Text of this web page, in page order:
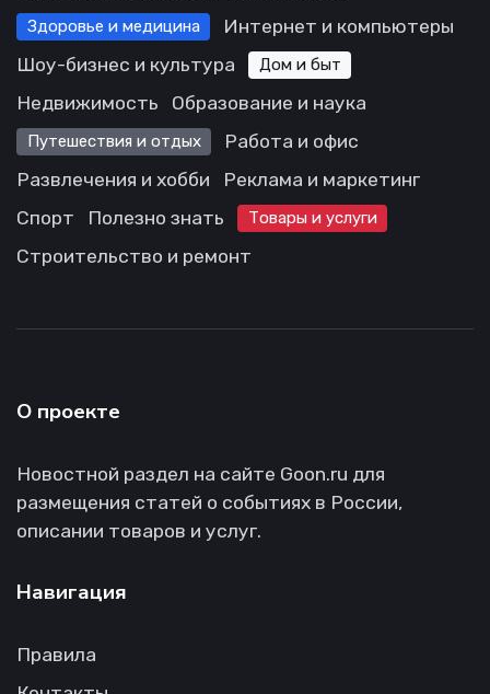
Здоровье и медицина
Интернет и компьютеры
Шоу-бизнес и культура
Дом и быт
Недвижимость Образование и наука
Путешествия и отдых
Работа и офис
Развлечения и хобби
Реклама и маркетинг
Спорт
Полезно знать Товары и услуги
Строительство и ремонт
О проекте
Новостной раздел на сайте Goon.ru для
размещения статей о событиях в России,
описании товаров и услуг.
Навигация
Правила